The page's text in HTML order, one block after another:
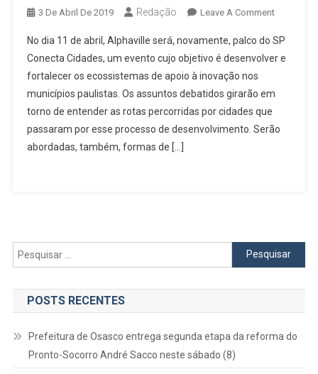
3 De Abril De 2019 Redação Leave A CommentOn
Terá
Evento
Startups
Região
No dia 11 de abril, Alphaville será, novamente, palco do SP
Conecta Cidades, um evento cujo objetivo é desenvolver e
fortalecer os ecossistemas de apoio à inovação nos
municípios paulistas. Os assuntos debatidos girarão em
torno de entender as rotas percorridas por cidades que
passaram por esse processo de desenvolvimento. Serão
abordadas, também, formas de […]
Pesquisar
por:
POSTS RECENTES
Prefeitura de Osasco entrega segunda etapa da reforma do
Pronto-Socorro André Sacco neste sábado (8)